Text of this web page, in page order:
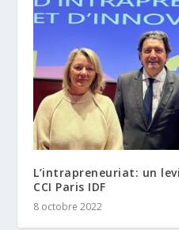
L’intrapreneuriat: un
CCI Paris IDF
8 octobre 2022